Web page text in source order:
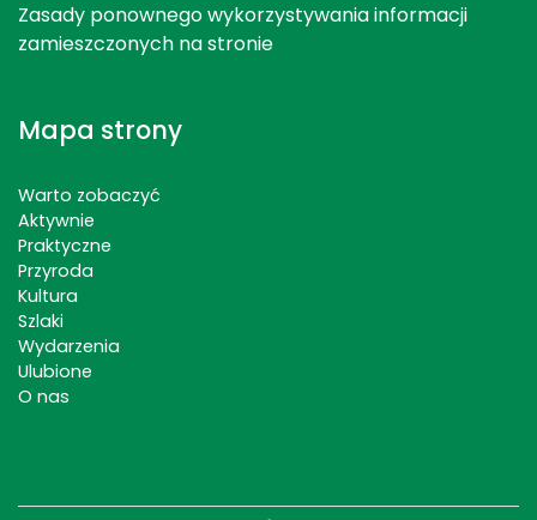
Zasady ponownego wykorzystywania informacji
zamieszczonych na stronie
Mapa strony
Warto zobaczyć
Aktywnie
Praktyczne
Przyroda
Kultura
Szlaki
Wydarzenia
Ulubione
O nas